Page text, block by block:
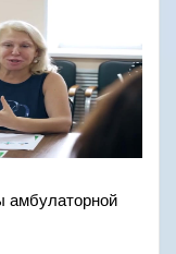
амбулаторной